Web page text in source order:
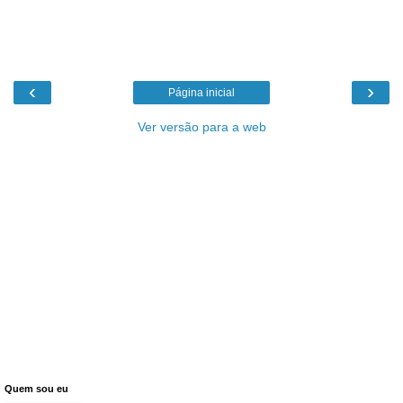
‹ ›
Página inicial
Ver versão para a web
Quem sou eu